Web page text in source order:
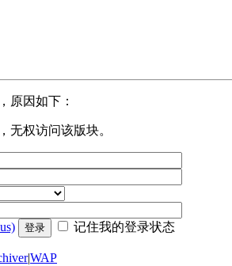
原因如下：
无权访问该版块。
登录 记住我的登录状态
|WAP